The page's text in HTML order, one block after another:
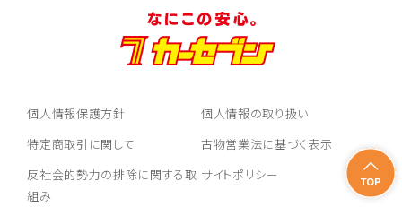
個人情報保護方針
個人情報の取り扱い
特定商取引に関して
古物営業法に基づく表示
反社会的勢力の排除に関する取
組み
サイトポリシー